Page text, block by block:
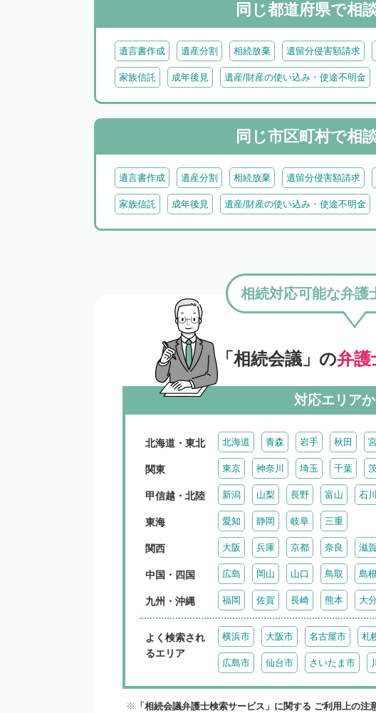
同じ都道府県で相
遺言書作成 遺産分割 相続放棄 遺留分侵害額請求
家族信託 成年後見 遺産/財産の使い込み・使途不明金
同じ市区町村で相
遺言書作成 遺産分割 相続放棄 遺留分侵害額請求
家族信託 成年後見 遺産/財産の使い込み・使途不明金
「相続会議」の弁護
相続対応可能な弁護
対応エリア
北海道・東北 北海道 青森 岩手 秋田
関東 東京 神奈川 埼玉 千葉
甲信越・北陸 新潟 山梨 長野 富山 石川
東海 愛知 静岡 岐阜 三重
関西 大阪 兵庫 京都 奈良 滋
中国・四国 広島 岡山 山口 鳥取 島根
九州・沖縄 福岡 佐賀 長崎 熊本 大
よく検索され
るエリア
横浜市 大阪市 名古屋市 札
広島市 仙台市 さいたま市
「相続会議弁護士検索サービス」に関する ご利用上の注